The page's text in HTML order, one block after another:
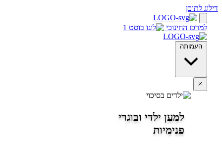
למען ילדי ובוגרי